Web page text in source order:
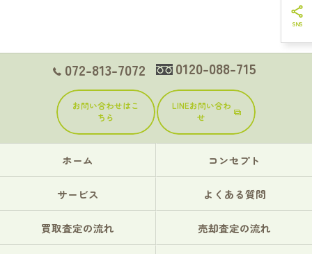
072-813-7072 0120-088-715
お問い合わせはこ
ちら
LINEお問い合わ
せ
ホーム コンセプト
サービス よくある質問
買取査定の流れ 売却査定の流れ